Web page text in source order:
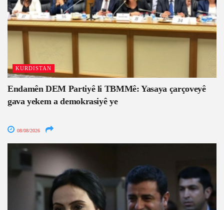
KURDISTAN
Endamên DEM Partiyê li TBMMê: Yasaya çarçoveyê
gava yekem a demokrasiyê ye
08/08/2026